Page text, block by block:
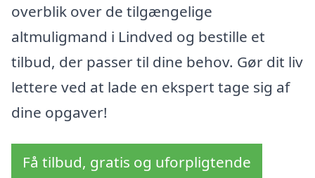
overblik over de tilgængelige
altmuligmand i Lindved og bestille et
tilbud, der passer til dine behov. Gør dit liv
lettere ved at lade en ekspert tage sig af
dine opgaver!
Få tilbud, gratis og uforpligtende